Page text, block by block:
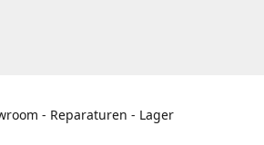
- Reparaturen - Lager